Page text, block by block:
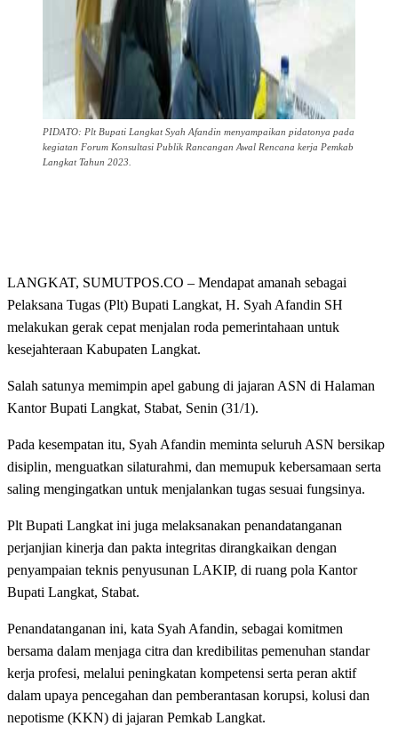
PIDATO: Plt Bupati Langkat Syah Afandin menyampaikan pidatonya pada
kegiatan Forum Konsultasi Publik Rancangan Awal Rencana kerja Pemkab
Langkat Tahun 2023.
LANGKAT, SUMUTPOS.CO – Mendapat amanah sebagai
Pelaksana Tugas (Plt) Bupati Langkat, H. Syah Afandin SH
melakukan gerak cepat menjalan roda pemerintahaan untuk
kesejahteraan Kabupaten Langkat.
Salah satunya memimpin apel gabung di jajaran ASN di Halaman
Kantor Bupati Langkat, Stabat, Senin (31/1).
Pada kesempatan itu, Syah Afandin meminta seluruh ASN bersikap
disiplin, menguatkan silaturahmi, dan memupuk kebersamaan serta
saling mengingatkan untuk menjalankan tugas sesuai fungsinya.
Plt Bupati Langkat ini juga melaksanakan penandatanganan
perjanjian kinerja dan pakta integritas dirangkaikan dengan
penyampaian teknis penyusunan LAKIP, di ruang pola Kantor
Bupati Langkat, Stabat.
Penandatanganan ini, kata Syah Afandin, sebagai komitmen
bersama dalam menjaga citra dan kredibilitas pemenuhan standar
kerja profesi, melalui peningkatan kompetensi serta peran aktif
dalam upaya pencegahan dan pemberantasan korupsi, kolusi dan
nepotisme (KKN) di jajaran Pemkab Langkat.